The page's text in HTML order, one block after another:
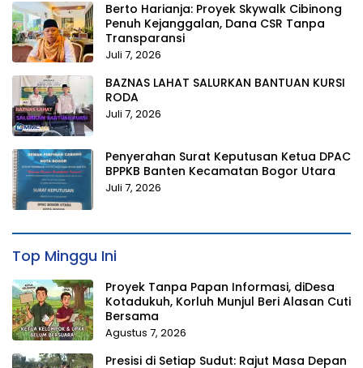
Berto Harianja: Proyek Skywalk Cibinong
Penuh Kejanggalan, Dana CSR Tanpa
Transparansi
Juli 7, 2026
BAZNAS LAHAT SALURKAN BANTUAN KURSI
RODA
Juli 7, 2026
Penyerahan Surat Keputusan Ketua DPAC
BPPKB Banten Kecamatan Bogor Utara
Juli 7, 2026
Top Minggu Ini
Proyek Tanpa Papan Informasi, diDesa
Kotadukuh, Korluh Munjul Beri Alasan Cuti
Bersama
Agustus 7, 2026
Presisi di Setiap Sudut: Rajut Masa Depan